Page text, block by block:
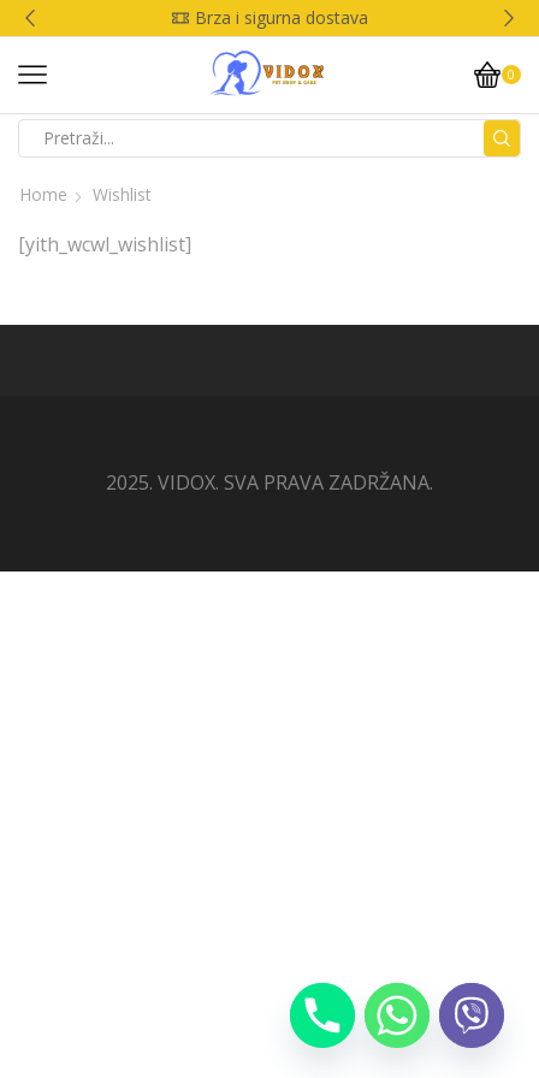
Brza i sigurna dostava
0
Home Wishlist
[yith_wcwl_wishlist]
2025. VIDOX. SVA PRAVA ZADRŽANA.